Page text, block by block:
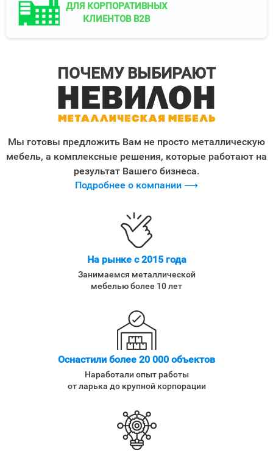
ДЛЯ КОРПОРАТИВНЫХ
КЛИЕНТОВ B2B
ПОЧЕМУ ВЫБИРАЮТ
Мы готовы предложить Вам не просто металлическую
мебель, а комплексные решения, которые работают на
результат Вашего бизнеса.
Подробнее о компании ⟶
На рынке с 2015 года
Занимаемся металлической
мебелью более 10 лет
Оснастили более 20 000 объектов
Наработали опыт работы
от ларька до крупной корпорации